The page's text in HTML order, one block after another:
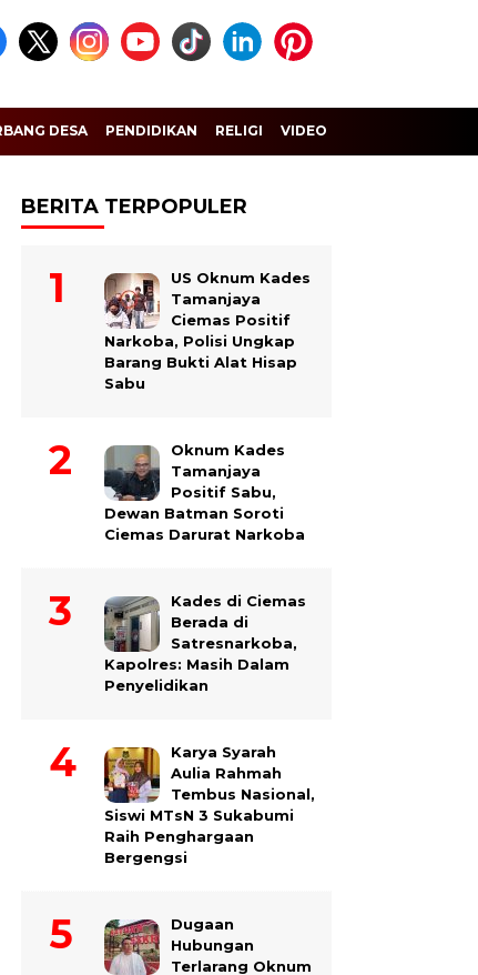
DESA PENDIDIKAN RELIGI VIDEO
BERITA TERPOPULER
US Oknum Kades
Tamanjaya
Ciemas Positif
Narkoba, Polisi Ungkap
Barang Bukti Alat Hisap
Sabu
Oknum Kades
Tamanjaya
Positif Sabu,
Dewan Batman Soroti
Ciemas Darurat Narkoba
Kades di Ciemas
Berada di
Satresnarkoba,
Kapolres: Masih Dalam
Penyelidikan
Karya Syarah
Aulia Rahmah
Tembus Nasional,
Siswi MTsN 3 Sukabumi
Raih Penghargaan
Bergengsi
Dugaan
Hubungan
Terlarang Oknum